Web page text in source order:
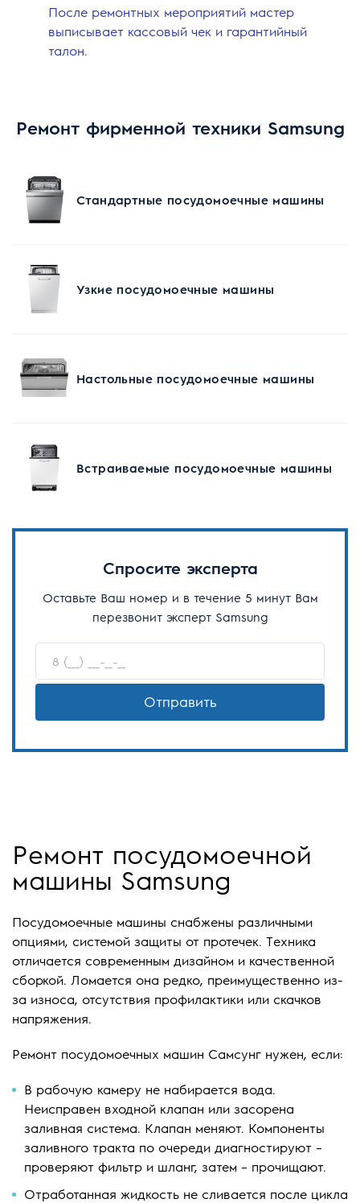
После ремонтных мероприятий мастер
выписывает кассовый чек и гарантийный
талон.
Ремонт фирменной техники Samsung
Стандартные посудомоечные машины
Узкие посудомоечные машины
Настольные посудомоечные машины
Встраиваемые посудомоечные машины
Спросите эксперта
Оставьте Ваш номер и в течение 5 минут Вам
перезвонит эксперт Samsung
Отправить
Ремонт посудомоечной
машины Samsung
Посудомоечные машины снабжены различными
опциями, системой защиты от протечек. Техника
отличается современным дизайном и качественной
сборкой. Ломается она редко, преимущественно из-
за износа, отсутствия профилактики или скачков
напряжения.
Ремонт посудомоечных машин Самсунг нужен, если:
В рабочую камеру не набирается вода.
Неисправен входной клапан или засорена
заливная система. Клапан меняют. Компоненты
заливного тракта по очереди диагностируют –
проверяют фильтр и шланг, затем – прочищают.
Отработанная жидкость не сливается после цикла